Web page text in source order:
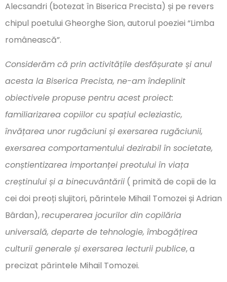
Alecsandri (botezat în Biserica Precista) și pe revers
chipul poetului Gheorghe Sion, autorul poeziei “Limba
românească”.
Considerăm că prin activitățile desfășurate și anul
acesta la Biserica Precista, ne-am îndeplinit
obiectivele propuse pentru acest proiect:
familiarizarea copiilor cu spațiul ecleziastic,
învățarea unor rugăciuni și exersarea rugăciunii,
exersarea comportamentului dezirabil în societate,
conștientizarea importanței preotului în viața
creștinului și a binecuvântării ( primită de copii de la
cei doi preoți slujitori, părintele Mihail Tomozei și Adrian
Bârdan),recuperarea jocurilor din copilăria
universală, departe de tehnologie, îmbogățirea
culturii generale și exersarea lecturii publice, a
precizat părintele Mihail Tomozei.